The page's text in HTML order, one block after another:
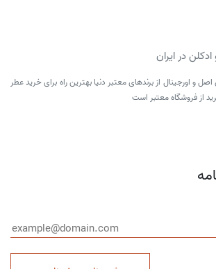
در ایران
و اورجینال از برندهای معتبر دنیا بهترین راه برای خرید عطر
از فروشگاه معتبر است